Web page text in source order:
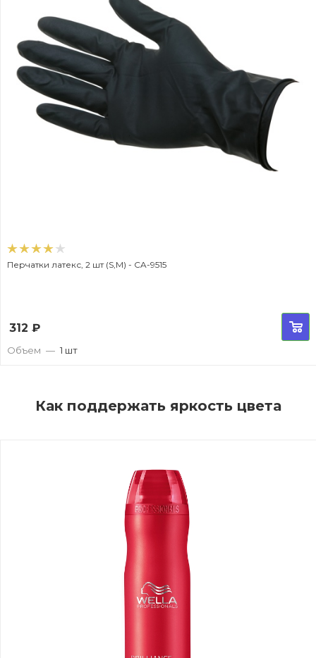
Перчатки латекс, 2 шт (S,M) - CA-9515
312 ₽
Объем — 1 шт
Как поддержать яркость цвета